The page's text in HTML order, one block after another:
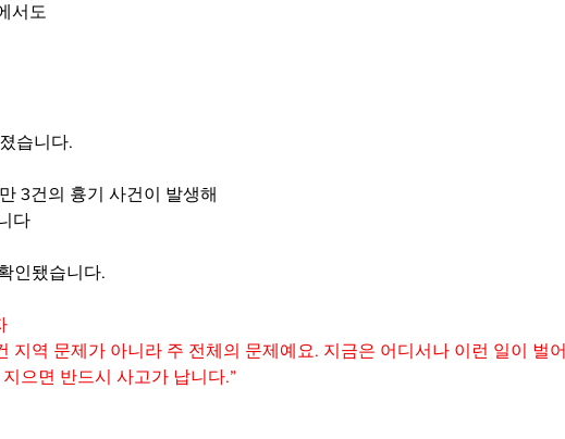
서도
습니다.
3건의 흉기 사건이 발생해
다
인됐습니다.
지역 문제가 아니라 주 전체의 문제예요. 지금은 어디서나 이런 일이 벌어
으면 반드시 사고가 납니다.”